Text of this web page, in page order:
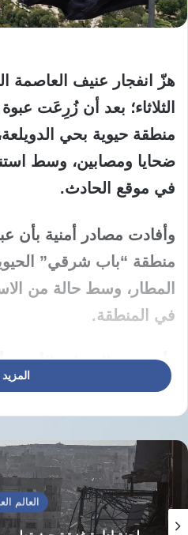
هزّ انفجار عنيف العاصمة
الثلاثاء؛ بعد أن زُرِعَت
منطقة حيوية بحي
ضحايا ومصابين، وسط
في موقع الحادث.
وأفادت مصادر أمنية بأن
منطقة “باب شرقي”
المطار، وسط حالة من
في المنطقة.
وأوضحت المصادر
بعد نحو 200 متر من
لوزارة الدفاع السورية،
وهي تلتهم المركبة
عقب وقوع الانفجار،
طوقًا أمنيًا مشددًا في
المزيد
العالم